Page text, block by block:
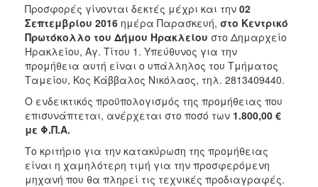
2015
2013
ΤΟΠΟΣ
ΠΟΛΙΤΙΣΜΟΣ
Προσφορές γίνονται δεκτές μέχρι και την 02
Σεπτεμβρίου 2016 ημέρα Παρασκευή, στο Κεντρικό
Πρωτόκολλο του Δήμου Ηρακλείου στο Δημαρχείο
Ηρακλείου, Αγ. Τίτου 1. Υπεύθυνος για την
προμήθεια αυτή είναι ο υπάλληλος του Τμήματος
Ταμείου, Κος Κάββαλος Νικόλαος, τηλ. 2813409440.
Ο ενδεικτικός προϋπολογισμός της προμήθειας που
επισυνάπτεται, ανέρχεται στο ποσό των 1.800,00 €
με Φ.Π.Α.
Το κριτήριο για την κατακύρωση της προμήθειας
είναι η χαμηλότερη τιμή για την προσφερόμενη
μηχανή που θα πληρεί τις τεχνικές προδιαγραφές.